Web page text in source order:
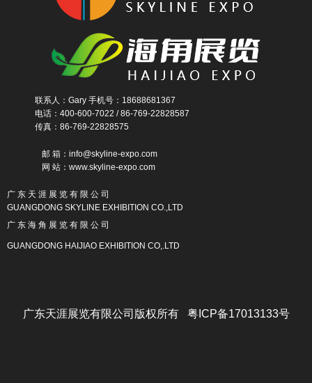
联系人：Gary 手机号：18688681367
电话：400-600-7022 / 86-769-22828587
传真：86-769-22828575
邮 箱：info@skyline-expo.com
网 站：www.skyline-expo.com
广 东 天 涯 展 览 有 限 公 司
GUANGDONG SKYLINE EXHIBITION CO.,LTD
广 东 海 角 展 览 有 限 公 司
GUANGDONG HAIJIAO EXHIBITION CO,.LTD
广东天涯展览有限公司版权所有 粤ICP备17013133号